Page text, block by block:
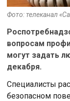
Фото: телеканал
вопросам
могут задать
декабря.
Специалисты
безопасном